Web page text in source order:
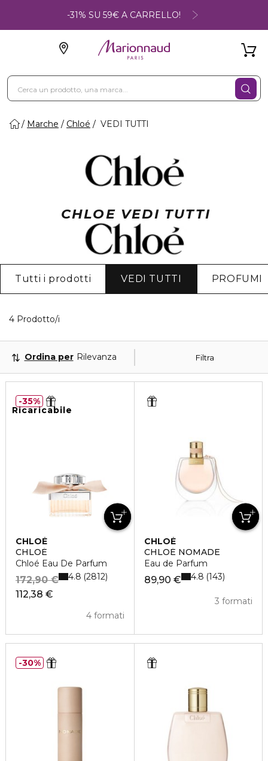
-31% SU 59€ A CARRELLO!
Marche Chloé VEDI TUTTI
CHLOE VEDI TUTTI
Tutti i prodotti VEDI TUTTI PROFUMI
4 Prodotto/i
Filtra
Ordina per Rilevanza
Ricaricabile
CHLOÉ
CHLOÉ
Chloé Eau De Parfum
112,38 €
172,90 €
4 formati
4.8 2812
35%
CHLOÉ
CHLOÉ NOMADE
Eau de Parfum
89,90 €
3 formati
4.8 143
30%